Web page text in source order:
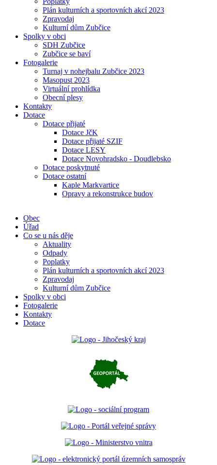
Plán kulturních a sportovních akcí 2023
Zpravodaj
Kulturní dům Zubčice
Spolky v obci
SDH Zubčice
Zubčice se baví
Fotogalerie
Turnaj v nohejbalu Zubčice 2023
Masopust 2023
Virtuální prohlídka
Obecní plesy
Kontakty
Dotace
Dotace přijaté
Dotace JčK
Dotace přijaté SZIF
Dotace LESY
Dotace Novohradsko - Doudlebsko
Dotace poskytnuté
Dotace ostatní
Kaple Markvartice
Opravy a rekonstrukce budov
Obec
Úřad
Co se u nás děje
Aktuality
Odpady
Poplatky
Plán kulturních a sportovních akcí 2023
Zpravodaj
Kulturní dům Zubčice
Spolky v obci
Fotogalerie
Kontakty
Dotace